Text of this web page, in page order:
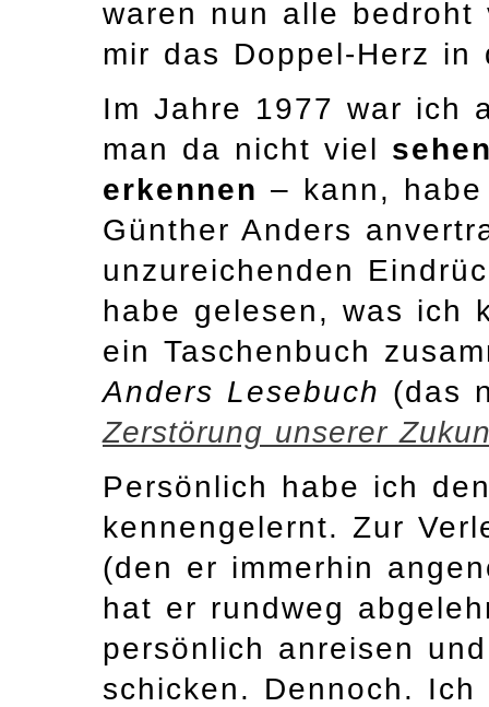
waren nun alle bedroht
mir das Doppel-Herz in
Im Jahre 1977 war ich
man da nicht viel
erkennen – kann,
Günther Anders
unzureichenden
habe gelesen, was ich
ein Taschenbuch
Anders Lesebuch (das
Zerstörung unserer
Persönlich habe ich
kennengelernt. Zur
(den er immerhin
hat er rundweg
persönlich anreisen
schicken. Dennoch.